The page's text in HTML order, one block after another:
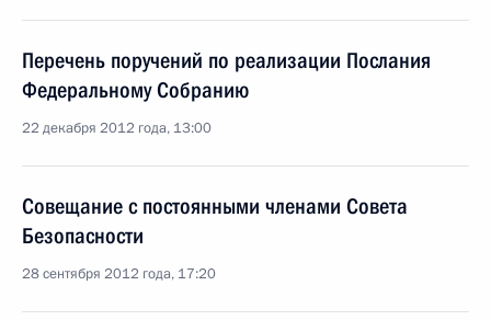
Перечень поручений по реализации Послания
Федеральному Собранию
22 декабря 2012 года, 13:00
Совещание с постоянными членами Совета
Безопасности
28 сентября 2012 года, 17:20